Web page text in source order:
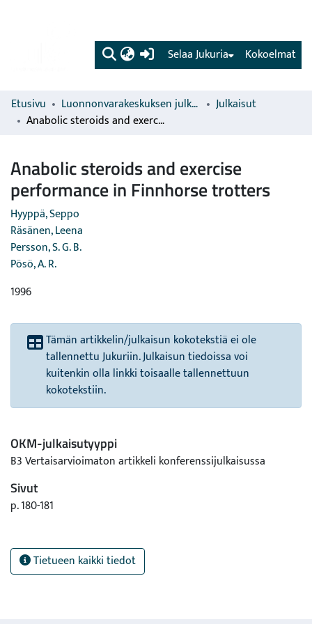
(current) Kokoelmat
Selaa Jukuria
Etusivu Luonnonvarakeskuksen julkaisut
Julkaisut
Anabolic steroids and exercise performance in Finnhorse trotters
Anabolic steroids and exercise
performance in Finnhorse trotters
Hyyppä, Seppo
Räsänen, Leena
Persson, S. G. B.
Pösö, A. R.
1996
Tämän artikkelin/julkaisun kokotekstiä ei ole
tallennettu Jukuriin. Julkaisun tiedoissa voi
kuitenkin olla linkki toisaalle tallennettuun
kokotekstiin.
OKM-julkaisutyyppi
B3 Vertaisarvioimaton artikkeli konferenssijulkaisussa
Sivut
p. 180-181
Tietueen kaikki tiedot